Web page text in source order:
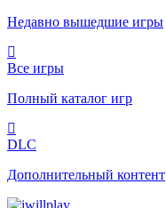
Недавно вышедшие игры
Все игры
Полный каталог игр
DLC
Дополнительный контент